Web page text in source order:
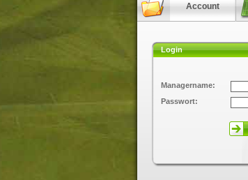
Account
Login
Managername:
Passwort: